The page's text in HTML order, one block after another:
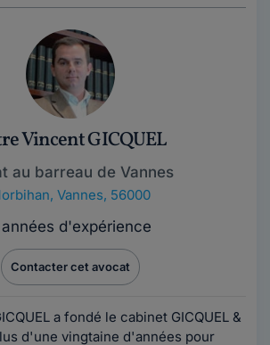
Vincent GICQUEL
au barreau de Vannes
, Vannes, 56000
d'expérience
Contacter cet avocat
a fondé le cabinet GICQUEL &
d'une vingtaine d'années pour